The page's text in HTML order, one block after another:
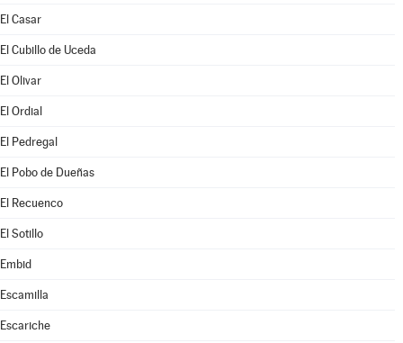
El Casar
El Cubillo de Uceda
El Olivar
El Ordial
El Pedregal
El Pobo de Dueñas
El Recuenco
El Sotillo
Embid
Escamilla
Escariche